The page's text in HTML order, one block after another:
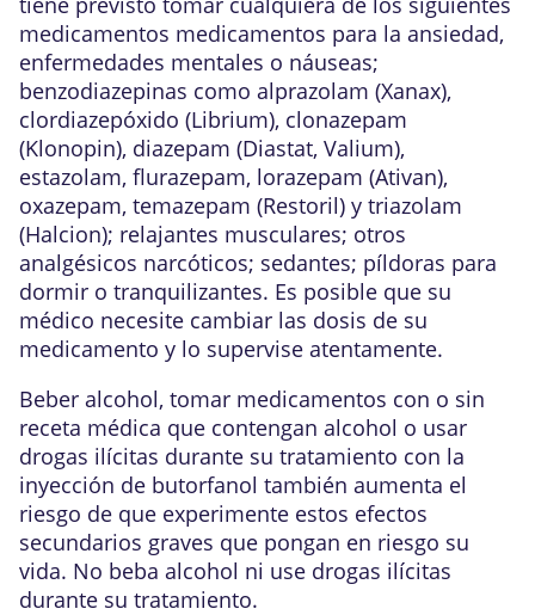
medicamentos medicamentos para la ansiedad,
enfermedades mentales o náuseas;
benzodiazepinas como alprazolam (Xanax),
clordiazepóxido (Librium), clonazepam
(Klonopin), diazepam (Diastat, Valium),
estazolam, flurazepam, lorazepam (Ativan),
oxazepam, temazepam (Restoril) y triazolam
(Halcion); relajantes musculares; otros
analgésicos narcóticos; sedantes; píldoras para
dormir o tranquilizantes. Es posible que su
médico necesite cambiar las dosis de su
medicamento y lo supervise atentamente.
Beber alcohol, tomar medicamentos con o sin
receta médica que contengan alcohol o usar
drogas ilícitas durante su tratamiento con la
inyección de butorfanol también aumenta el
riesgo de que experimente estos efectos
secundarios graves que pongan en riesgo su
vida. No beba alcohol ni use drogas ilícitas
durante su tratamiento.